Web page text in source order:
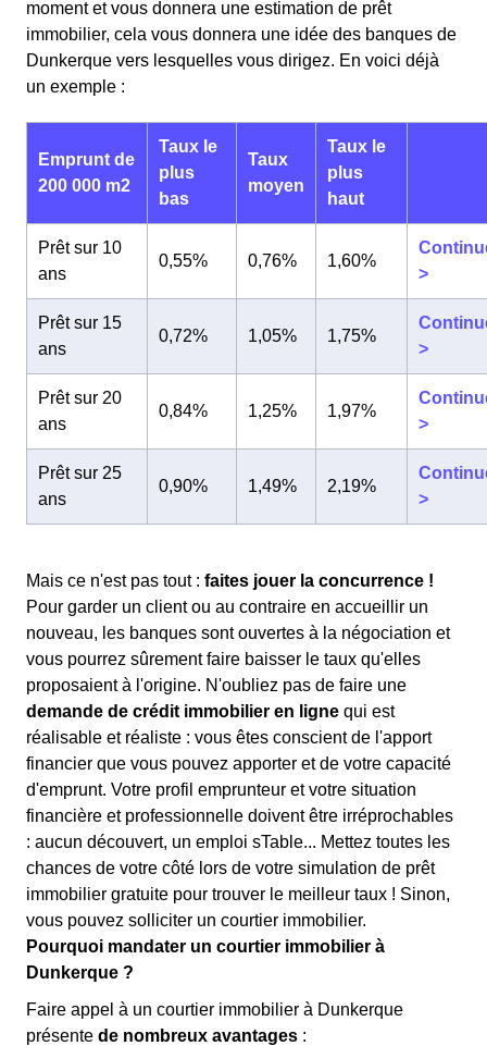
moment et vous donnera une estimation de prêt
immobilier, cela vous donnera une idée des banques de
Dunkerque vers lesquelles vous dirigez. En voici déjà
un exemple :
Emprunt de
200 000 m2
Taux le
plus
bas
Taux
moyen
Taux le
plus
haut
Prêt sur 10
ans
0,55% 0,76% 1,60%
>
Prêt sur 15
ans
0,72% 1,05% 1,75%
>
Prêt sur 20
ans
0,84% 1,25% 1,97%
>
Prêt sur 25
ans
0,90% 1,49% 2,19%
>
Mais ce n'est pas tout : faites jouer la concurrence !
Pour garder un client ou au contraire en accueillir un
nouveau, les banques sont ouvertes à la négociation et
vous pourrez sûrement faire baisser le taux qu'elles
proposaient à l'origine. N'oubliez pas de faire une
demande de crédit immobilier en ligne qui est
réalisable et réaliste : vous êtes conscient de l'apport
financier que vous pouvez apporter et de votre capacité
d'emprunt. Votre profil emprunteur et votre situation
financière et professionnelle doivent être irréprochables
: aucun découvert, un emploi sTable... Mettez toutes les
chances de votre côté lors de votre simulation de prêt
immobilier gratuite pour trouver le meilleur taux ! Sinon,
vous pouvez solliciter un courtier immobilier.
Pourquoi mandater un courtier immobilier à
Dunkerque ?
Faire appel à un courtier immobilier à Dunkerque
présente de nombreux avantages :